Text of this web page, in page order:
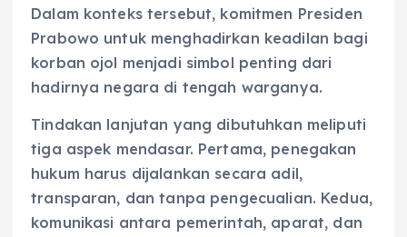
Dalam konteks tersebut, komitmen Presiden
Prabowo untuk menghadirkan keadilan bagi
korban ojol menjadi simbol penting dari
hadirnya negara di tengah warganya.
Tindakan lanjutan yang dibutuhkan meliputi
tiga aspek mendasar. Pertama, penegakan
hukum harus dijalankan secara adil,
transparan, dan tanpa pengecualian. Kedua,
komunikasi antara pemerintah, aparat, dan